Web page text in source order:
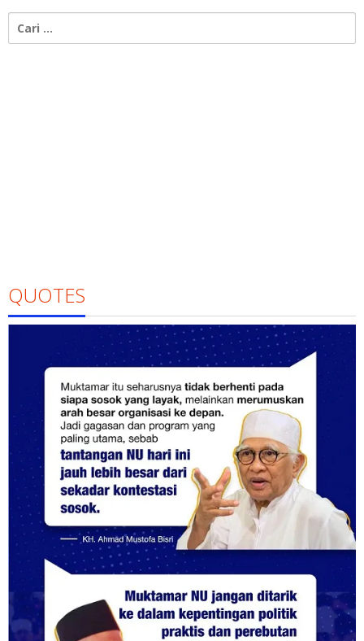
untuk:
QUOTES